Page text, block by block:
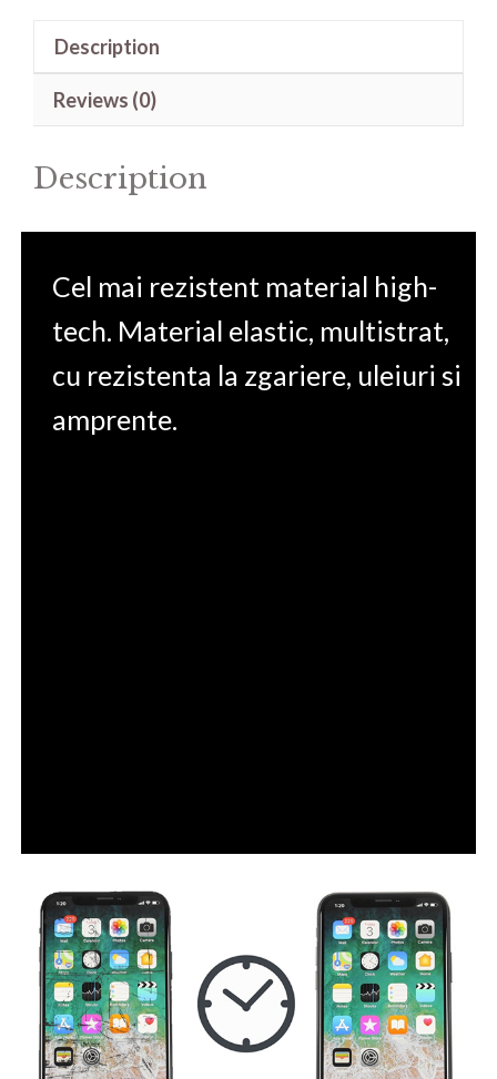
quantity
Description
Reviews (0)
Description
Cel mai rezistent material high-
tech. Material elastic, multistrat,
cu rezistenta la zgariere, uleiuri si
amprente.